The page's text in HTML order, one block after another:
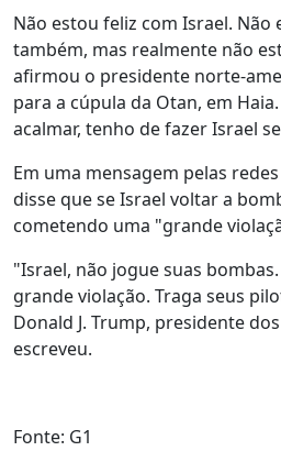
Não estou feliz com Israel. Não
também, mas realmente não
afirmou o presidente norte-
para a cúpula da Otan, em
acalmar, tenho de fazer Israel
Em uma mensagem pelas
disse que se Israel voltar a
cometendo uma "grande
"Israel, não jogue suas
grande violação. Traga seus
Donald J. Trump, presidente
escreveu.
Fonte: G1